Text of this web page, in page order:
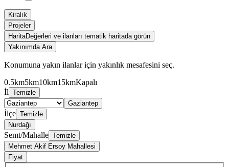
Kiralık
Projeler
HaritaDeğerleri ve ilanları tematik haritada görün
Yakınımda Ara
Konumuna yakın ilanlar için yakınlık mesafesini seç.
0.5km5km10km15kmKapalı
İl Temizle
Gaziantep
İlçe Temizle
Nurdağı
Semt/Mahalle Temizle
Mehmet Akif Ersoy Mahallesi
Fiyat